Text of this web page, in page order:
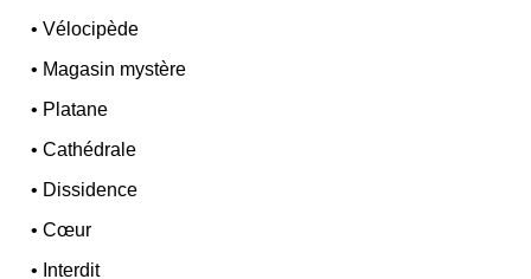
•Vélocipède
• Magasin mystère
• Platane
•Cathédrale
• Dissidence
•Cœur
• Interdit